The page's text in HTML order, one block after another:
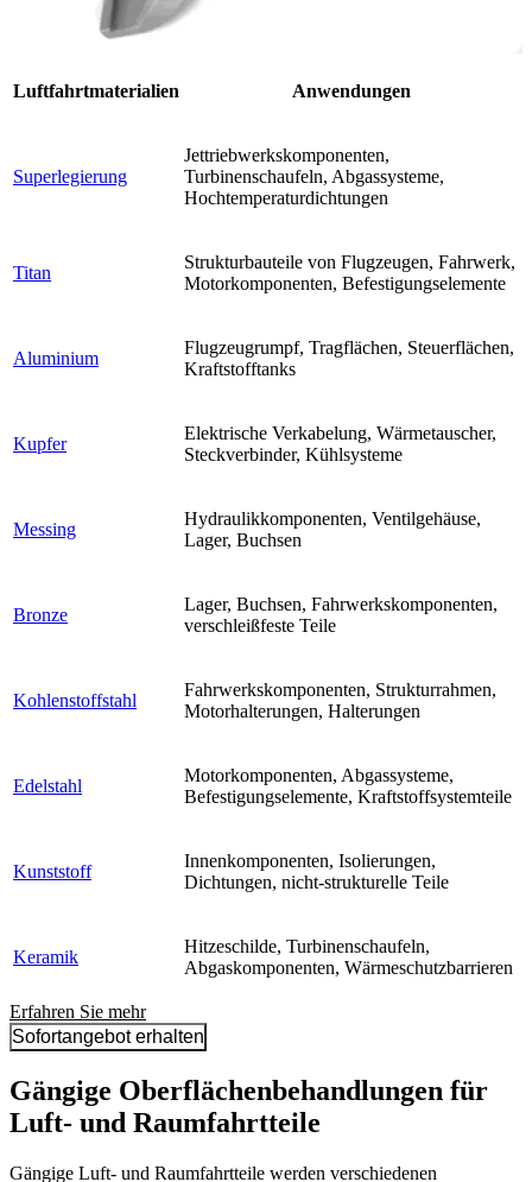
Luftfahrtmaterialien Anwendungen
Superlegierung
Jettriebwerkskomponenten,
Turbinenschaufeln, Abgassysteme,
Hochtemperaturdichtungen
Titan
Strukturbauteile von Flugzeugen, Fahrwerk,
Motorkomponenten, Befestigungselemente
Aluminium
Flugzeugrumpf, Tragflächen, Steuerflächen,
Kraftstofftanks
Kupfer
Elektrische Verkabelung, Wärmetauscher,
Steckverbinder, Kühlsysteme
Messing
Hydraulikkomponenten, Ventilgehäuse,
Lager, Buchsen
Bronze
Lager, Buchsen, Fahrwerkskomponenten,
verschleißfeste Teile
Kohlenstoffstahl
Fahrwerkskomponenten, Strukturrahmen,
Motorhalterungen, Halterungen
Edelstahl
Motorkomponenten, Abgassysteme,
Befestigungselemente, Kraftstoffsystemteile
Kunststoff
Innenkomponenten, Isolierungen,
Dichtungen, nicht-strukturelle Teile
Keramik
Hitzeschilde, Turbinenschaufeln,
Abgaskomponenten, Wärmeschutzbarrieren
Erfahren Sie mehr
Sofortangebot erhalten
Gängige Oberflächenbehandlungen für
Luft- und Raumfahrtteile
Gängige Luft- und Raumfahrtteile werden verschiedenen